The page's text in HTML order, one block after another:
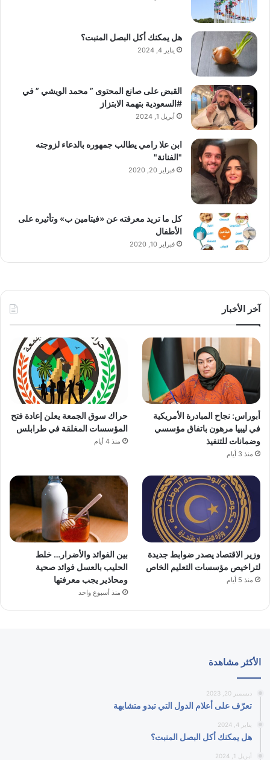
هل يمكنك أكل البصل المنبت؟
يناير 4, 2024
القبض على صانع المحتوى ” محمد الويشي ” في
#السعودية بتهمة الابتزاز
أبريل 1, 2024
ابن علا رامي يطالب جمهوره بالدعاء لزوجته
"الفنانة"
فبراير 20, 2020
كل ما تريد معرفته عن «فيتامين ب» وتأثيره على
الأطفال
فبراير 10, 2020
آخر الأخبار
أبوراس: نجاح المبادرة الأمريكية
في ليبيا مرهون باتفاق مؤسسي
وضمانات للتنفيذ
منذ 3 أيام
حراك سوق الجمعة يعلن إعادة فتح
المؤسسات المغلقة في طرابلس
منذ 4 أيام
وزير الاقتصاد يصدر ضوابط جديدة
لتراخيص مؤسسات التعليم الخاص
منذ 5 أيام
بين الفوائد والأضرار… خلط
الحليب بالعسل فوائد صحية
ومحاذير يجب معرفتها
منذ أسبوع واحد
الأكثر مشاهدة
ديسمبر 20, 2023
تعرّف على أعلام الدول التي تبدو متشابهة
يناير 4, 2024
هل يمكنك أكل البصل المنبت؟
أبريل 1, 2024